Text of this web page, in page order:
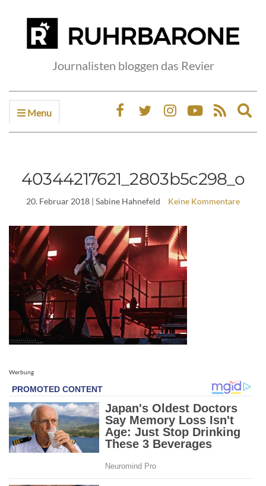
Journalisten bloggen das Revier
Menu
40344217621_2803b5c298_o
20. Februar 2018 | Sabine Hahnefeld Keine Kommentare
Werbung